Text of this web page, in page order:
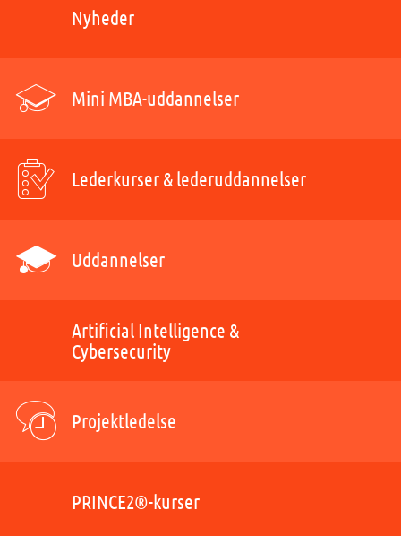
Nyheder
Mini MBA-uddannelser
Lederkurser & lederuddannelser
Uddannelser
Artificial Intelligence &
Cybersecurity
Projektledelse
PRINCE2®-kurser